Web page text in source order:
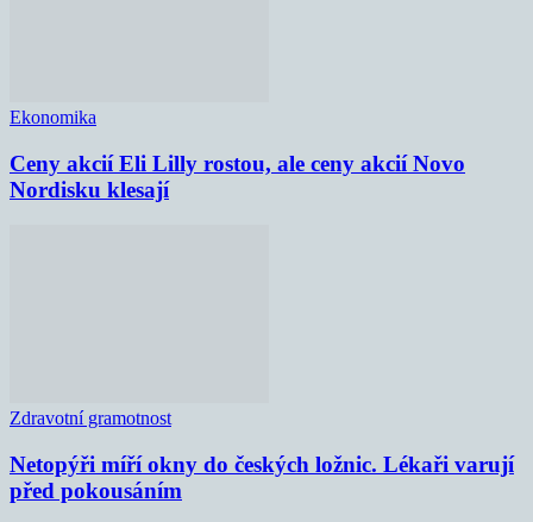
Ekonomika
Ceny akcií Eli Lilly rostou, ale ceny akcií Novo
Nordisku klesají
Zdravotní gramotnost
Netopýři míří okny do českých ložnic. Lékaři varují
před pokousáním